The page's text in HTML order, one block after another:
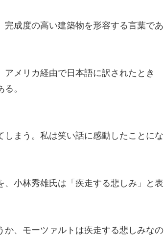
成度の高い建築物を形容する言葉であ
メリカ経由で日本語に訳されたとき
。
まう。私は笑い話に感動したことにな
小林秀雄氏は「疾走する悲しみ」と表
、モーツァルトは疾走する悲しみなの